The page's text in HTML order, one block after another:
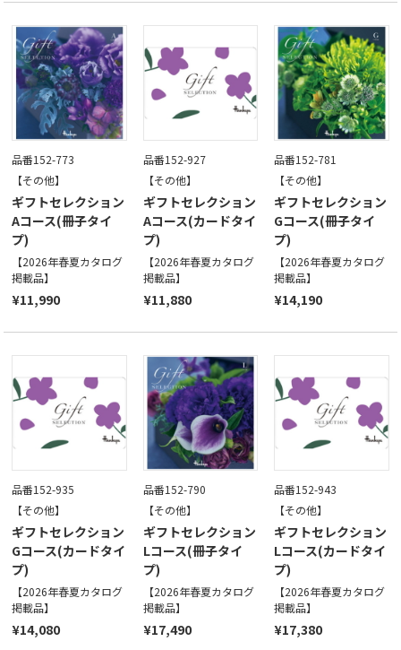
品番152-773
【その他】
ギフトセレクション
Aコース(冊子タイ
プ)
【2026年春夏カタログ
掲載品】
¥11,990
品番152-927
【その他】
ギフトセレクション
Aコース(カードタイ
プ)
【2026年春夏カタログ
掲載品】
¥11,880
品番152-781
【その他】
ギフトセレクション
Gコース(冊子タイ
プ)
【2026年春夏カタログ
掲載品】
¥14,190
品番152-935
【その他】
ギフトセレクション
Gコース(カードタイ
プ)
【2026年春夏カタログ
掲載品】
¥14,080
品番152-790
【その他】
ギフトセレクション
Lコース(冊子タイ
プ)
【2026年春夏カタログ
掲載品】
¥17,490
品番152-943
【その他】
ギフトセレクション
Lコース(カードタイ
プ)
【2026年春夏カタログ
掲載品】
¥17,380